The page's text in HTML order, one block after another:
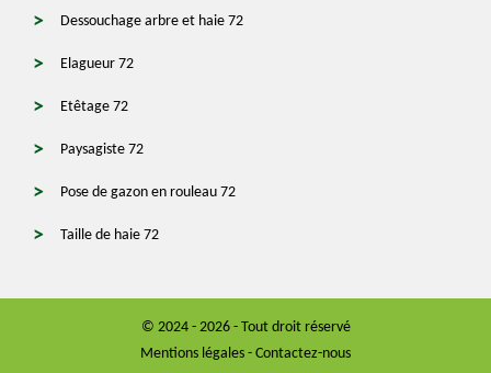
Dessouchage arbre et haie 72
Elagueur 72
Etêtage 72
Paysagiste 72
Pose de gazon en rouleau 72
Taille de haie 72
© 2024 - 2026 - Tout droit réservé
Mentions légales - Contactez-nous